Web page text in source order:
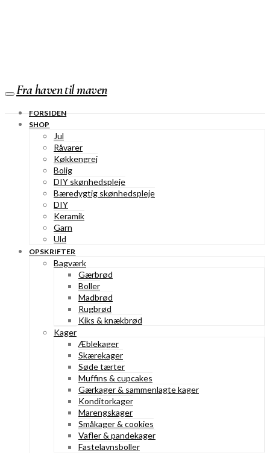
Fra haven til maven
FORSIDEN
SHOP
Jul
Råvarer
Køkkengrej
Bolig
DIY skønhedspleje
Bæredygtig skønhedspleje
DIY
Keramik
Garn
Uld
OPSKRIFTER
Bagværk
Gærbrød
Boller
Madbrød
Rugbrød
Kiks & knækbrød
Kager
Æblekager
Skærekager
Søde tærter
Muffins & cupcakes
Gærkager & sammenlagte kager
Konditorkager
Marengskager
Småkager & cookies
Vafler & pandekager
Fastelavnsboller